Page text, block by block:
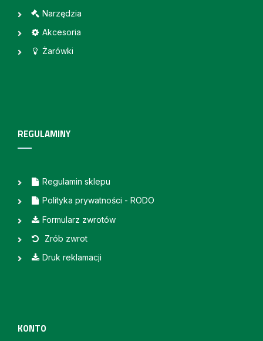
Narzędzia
Akcesoria
Żarówki
REGULAMINY
Regulamin sklepu
Polityka prywatności - RODO
Formularz zwrotów
Zrób zwrot
Druk reklamacji
KONTO